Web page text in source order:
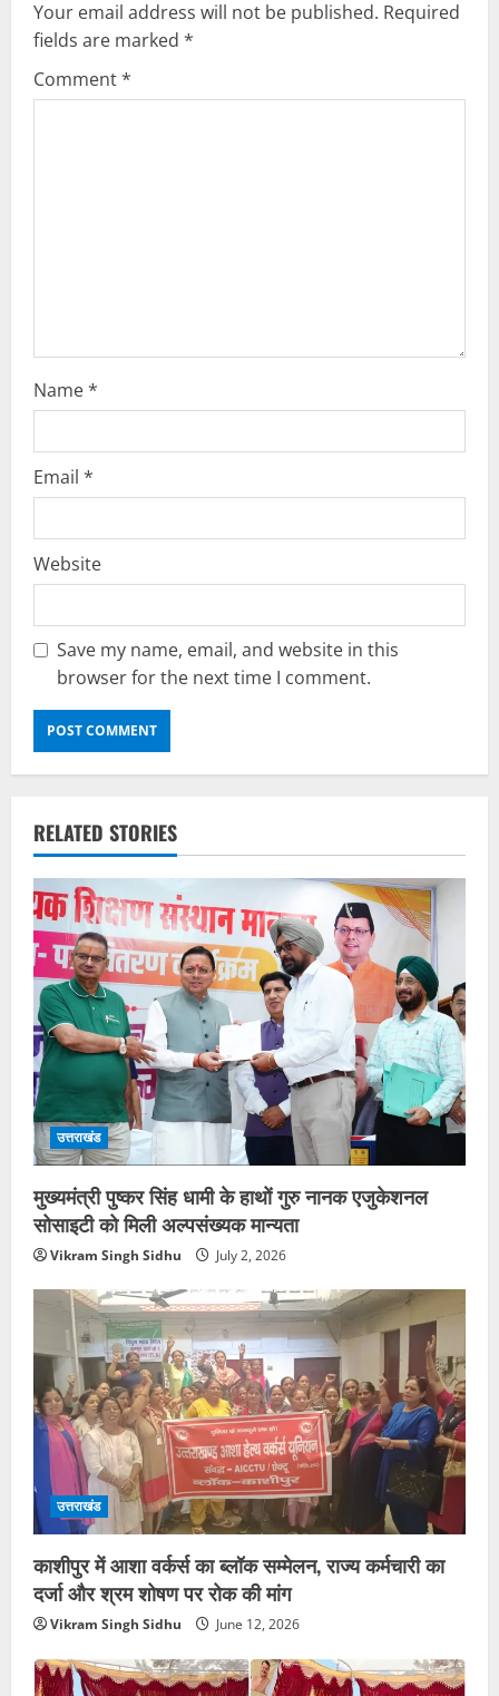
i
g
Your email address will not be published. Required
fields are marked *
Comment*
Name*
Email *
Website
Save my name, email, and website in this
browser for the next time I comment.
RELATED STORIES
उत्तराखंड
मुख्यमंत्री पुष्कर सिंह धामी के हाथों गुरु नानक एजुकेशनल
सोसाइटी को मिली अल्पसंख्यक मान्यता
Vikram Singh Sidhu July 2, 2026
उत्तराखंड
काशीपुर में आशा वर्कर्स का ब्लॉक सम्मेलन, राज्य कर्मचारी का
दर्जा और श्रम शोषण पर रोक की मांग
Vikram Singh Sidhu June 12, 2026